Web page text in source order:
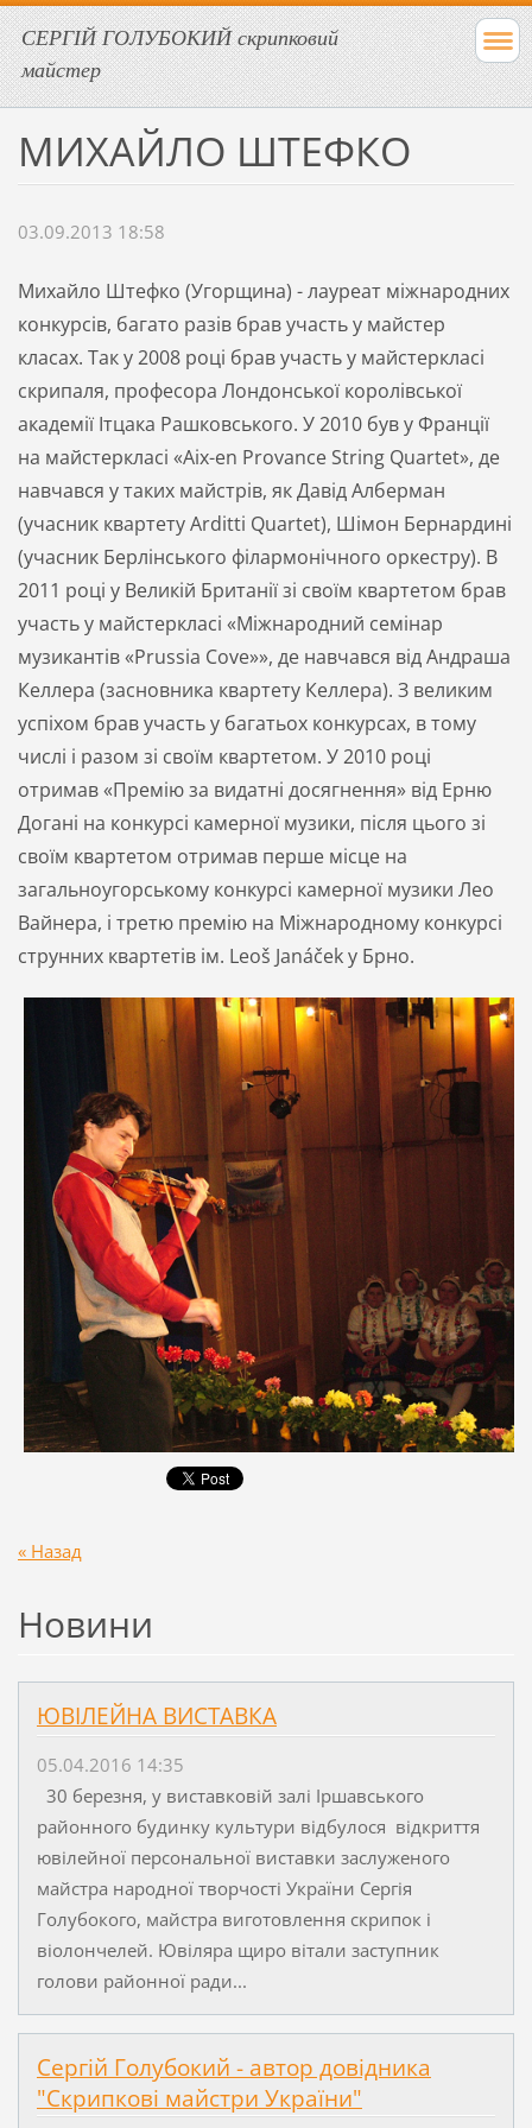
СЕРГІЙ ГОЛУБОКИЙ скрипковий
майстер
МИХАЙЛО ШТЕФКО
03.09.2013 18:58
Михайло Штефко (Угорщина) - лауреат міжнародних
конкурсів, багато разів брав участь у майстер
класах. Так у 2008 році брав участь у майстеркласі
скрипаля, професора Лондонської королівської
академії Ітцака Рашковського. У 2010 був у Франції
на майстеркласі «Aix-en Provance String Quartet», де
навчався у таких майстрів, як Давід Алберман
(учасник квартету Arditti Quartet), Шімон Бернардині
(учасник Берлінського філармонічного оркестру). В
2011 році у Ве­ли­кій Британії зі своїм квартетом брав
участь у майстеркласі «Міжнародний семінар
музикантів «Prussia Cove»», де навчався від Андраша
Келлера (засновника квартету Келлера). З великим
успіхом брав участь у багатьох конкурсах, в тому
числі і разом зі своїм квартетом. У 2010 році
отримав «Премію за видатні досягнення» від Ерню
Догані на конкурсі камерної музики, після цього зі
своїм квартетом отримав перше місце на
загальноугорському конкурсі камерної музики Лео
Вайнера, і третю премію на Міжнародному конкурсі
струнних квартетів ім. Leoš Janáček у Брно.
« Назад
Новини
ЮВІЛЕЙНА ВИСТАВКА
05.04.2016 14:35
30 березня, у виставковій залі Іршавського
районного будинку культури відбулося відкриття
ювілейної персональної виставки заслуженого
майстра народної творчості України Сергія
Голубокого, майстра виготовлення скрипок і
віолончелей. Ювіляра щиро вітали заступник
голови районної ради...
Сергій Голубокий - автор довідника
"Скрипкові майстри України"